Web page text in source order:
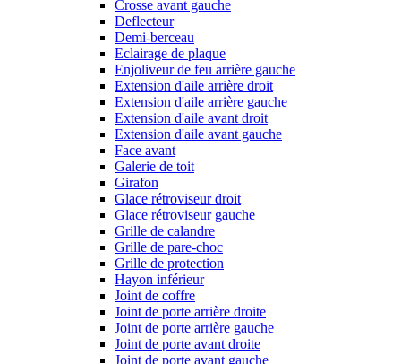
Crosse avant gauche
Deflecteur
Demi-berceau
Eclairage de plaque
Enjoliveur de feu arrière gauche
Extension d'aile arrière droit
Extension d'aile arrière gauche
Extension d'aile avant droit
Extension d'aile avant gauche
Face avant
Galerie de toit
Girafon
Glace rétroviseur droit
Glace rétroviseur gauche
Grille de calandre
Grille de pare-choc
Grille de protection
Hayon inférieur
Joint de coffre
Joint de porte arrière droite
Joint de porte arrière gauche
Joint de porte avant droite
Joint de porte avant gauche